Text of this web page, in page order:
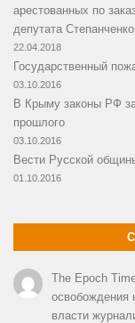
арестованных по
депутата Степанченко
22.04.2018
Государственный
03.10.2016
В Крыму законы РФ
прошлого
03.10.2016
Вести Русской
01.10.2016
The Epoch
освобождения
власти